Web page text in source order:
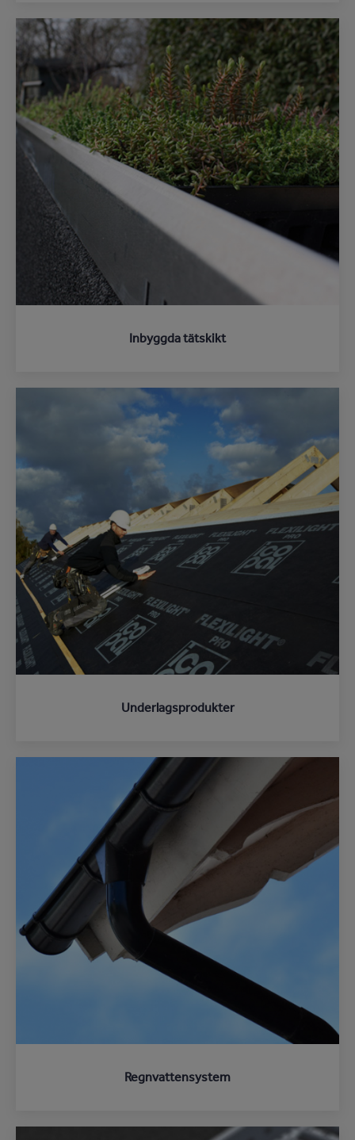
Inbyggda tätskikt
Underlagsprodukter
Regnvattensystem